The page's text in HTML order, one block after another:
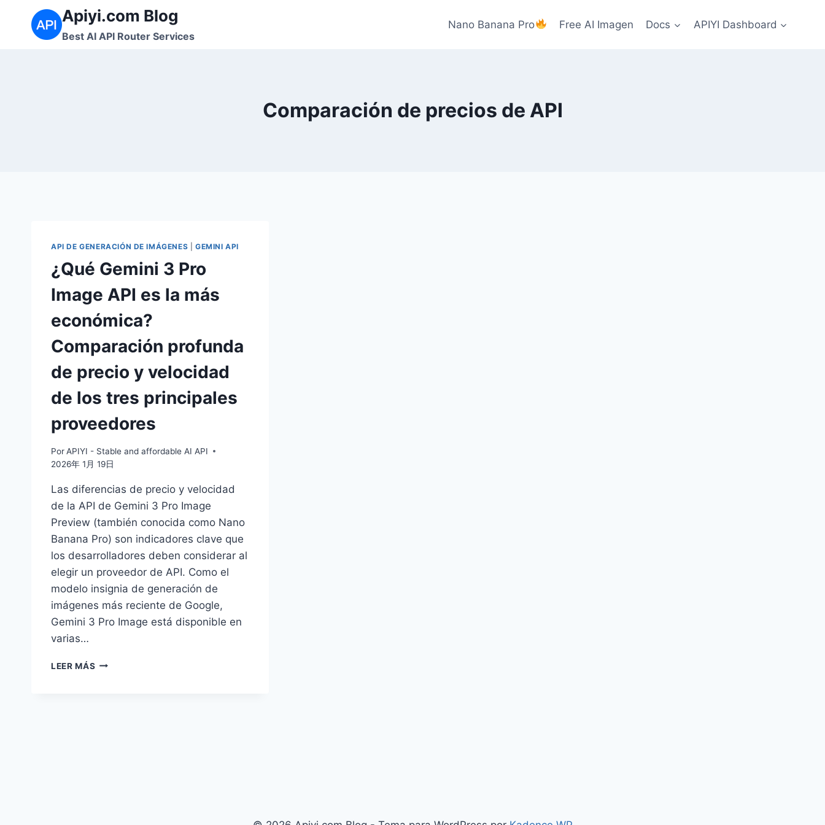
contenido
Apiyi.com Blog
Best AI API Router Services
Nano Banana Pro Free AI Imagen Docs APIYI Dashboard
Comparación de precios de API
API DE GENERACIÓN DE IMÁGENES |GEMINI API
¿Qué Gemini 3 Pro
Image API es la más
económica?
Comparación profunda
de precio y velocidad
de los tres principales
proveedores
PorAPIYI - Stable and affordable AI API
2026年 1月 19日
Las diferencias de precio y velocidad
de la API de Gemini 3 Pro Image
Preview (también conocida como Nano
Banana Pro) son indicadores clave que
los desarrolladores deben considerar al
elegir un proveedor de API. Como el
modelo insignia de generación de
imágenes más reciente de Google,
Gemini 3 Pro Image está disponible en
varias…
LEER MÁS ¿QUÉ